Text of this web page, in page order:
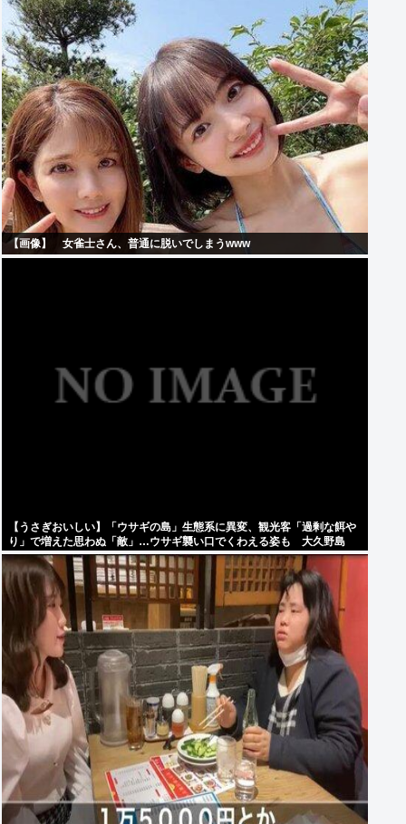
【画像】 女雀士さん、普通に脱いでしまうwww
【うさぎおいしい】「ウサギの島」生態系に異変、観光客「過剰な餌や
り」で増えた思わぬ「敵」…ウサギ襲い口でくわえる姿も 大久野島